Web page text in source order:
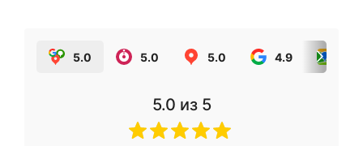
5.0 5.0 5.0 4.9
5.0 из 5